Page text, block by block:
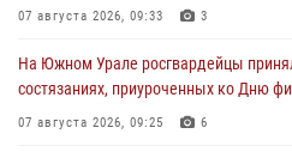
07 августа 2026, 09:33 3
На Южном Урале росгвардейцы
состязаниях, приуроченных ко Дню
07 августа 2026, 09:25 6